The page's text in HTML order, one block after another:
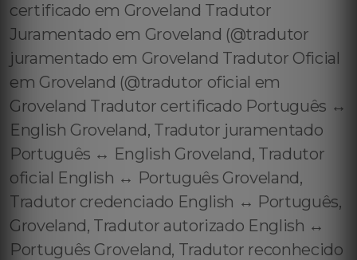
certificado em Groveland Tradutor
Juramentado em Groveland (@tradutor
juramentado em Groveland Tradutor Oficial
em Groveland (@tradutor oficial em
Groveland Tradutor certificado Português ↔️
English Groveland, Tradutor juramentado
Português ↔️ English Groveland, Tradutor
oficial English ↔️ Português Groveland,
Tradutor credenciado English ↔️ Português,
Groveland, Tradutor autorizado English ↔️
Português Groveland, Tradutor reconhecido